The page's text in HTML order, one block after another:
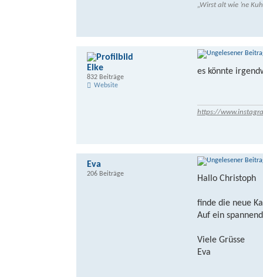
„Wirst alt wie ’ne
es könnte
https://
Elke
832 Beiträge
Website
Hallo Christoph
finde die neue
Auf ein
Viele Grüsse
Eva
Eva
206 Beiträge